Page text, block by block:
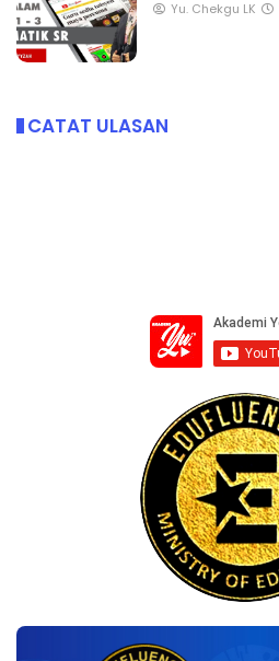
Yu. Chekgu LK
CATAT ULASAN